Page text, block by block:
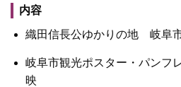
内容
織田信長公ゆかりの地 岐阜
岐阜市観光ポスター・パンフ
映